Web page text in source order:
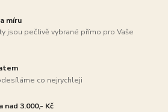
míru
jsou pečlivě vybrané přímo pro Vaše
co nejrychleji
nad 3.000,- Kč